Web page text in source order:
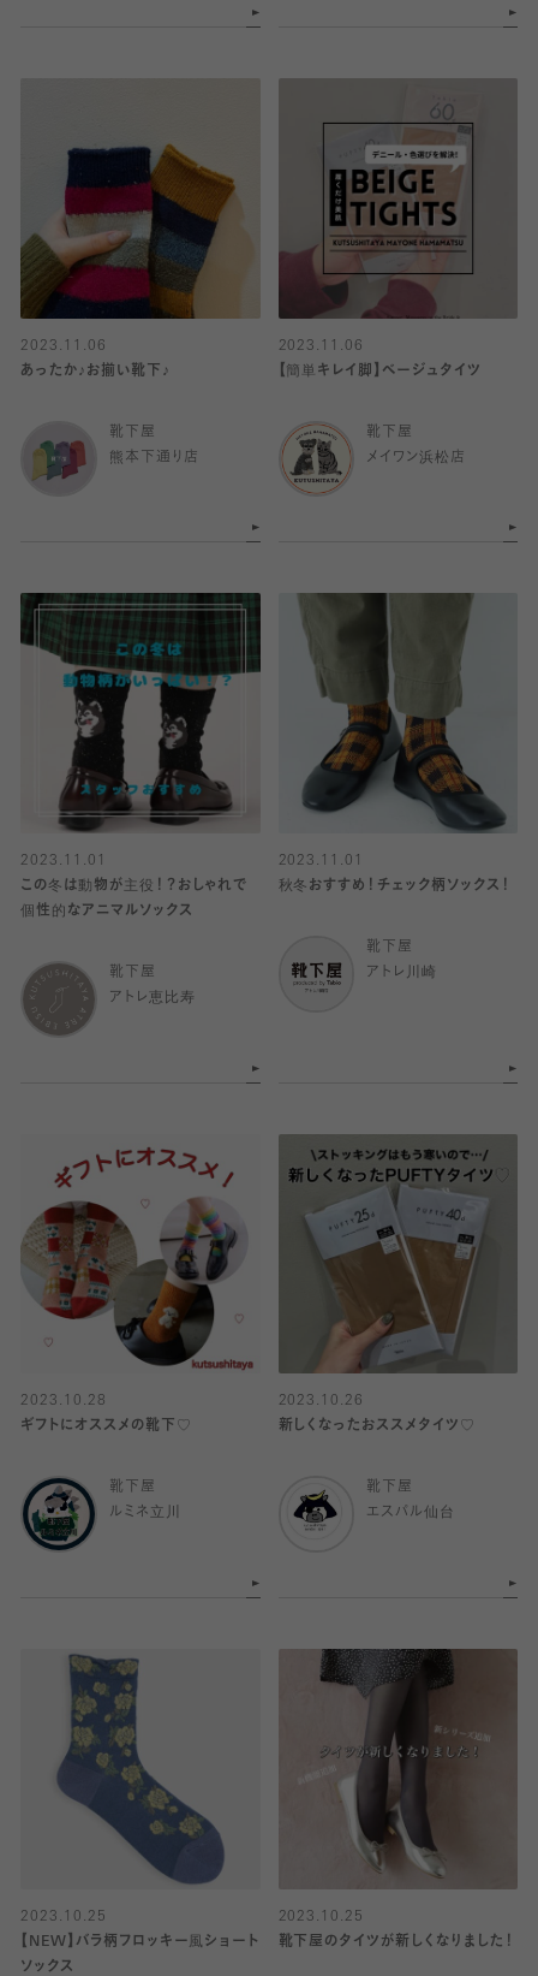
2023.11.06
あったか♪お揃い靴下♪
靴下屋
熊本下通り店
2023.11.06
【簡単キレイ脚】ベージュタイツ
靴下屋
メイワン浜松店
2023.11.01
この冬は動物が主役！？おしゃれで
個性的なアニマルソックス
靴下屋
アトレ恵比寿
2023.11.01
秋冬おすすめ！チェック柄ソックス！
靴下屋
アトレ川崎
2023.10.28
ギフトにオススメの靴下♡
靴下屋
ルミネ立川
2023.10.26
新しくなったおススメタイツ♡
靴下屋
エスパル仙台
2023.10.25
【NEW】バラ柄フロッキー風ショート
ソックス
2023.10.25
靴下屋のタイツが新しくなりました！